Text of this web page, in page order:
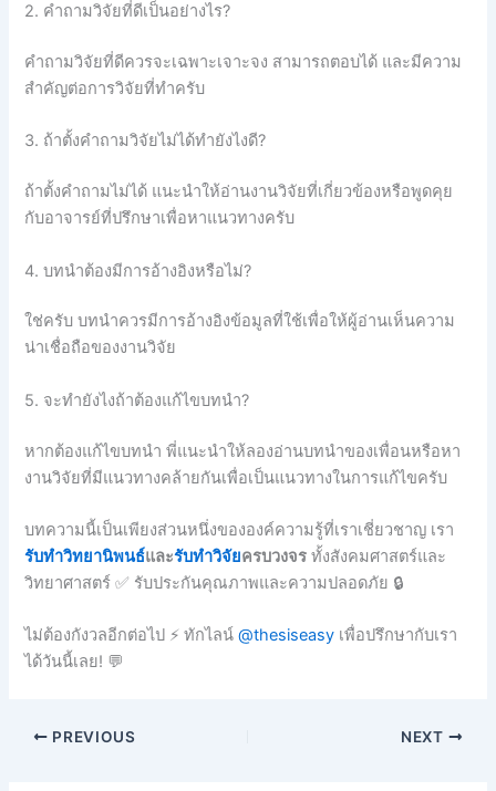
2. คำถามวิจัยที่ดีเป็นอย่างไร?
คำถามวิจัยที่ดีควรจะเฉพาะเจาะจง สามารถตอบได้ และมีความ
สำคัญต่อการวิจัยที่ทำครับ
3. ถ้าตั้งคำถามวิจัยไม่ได้ทำยังไงดี?
ถ้าตั้งคำถามไม่ได้ แนะนำให้อ่านงานวิจัยที่เกี่ยวข้องหรือพูดคุย
กับอาจารย์ที่ปรึกษาเพื่อหาแนวทางครับ
4. บทนำต้องมีการอ้างอิงหรือไม่?
ใช่ครับ บทนำควรมีการอ้างอิงข้อมูลที่ใช้เพื่อให้ผู้อ่านเห็นความ
น่าเชื่อถือของงานวิจัย
5. จะทำยังไงถ้าต้องแก้ไขบทนำ?
หากต้องแก้ไขบทนำ พี่แนะนำให้ลองอ่านบทนำของเพื่อนหรือหา
งานวิจัยที่มีแนวทางคล้ายกันเพื่อเป็นแนวทางในการแก้ไขครับ
บทความนี้เป็นเพียงส่วนหนึ่งขององค์ความรู้ที่เราเชี่ยวชาญ เรา
รับทำวิทยานิพนธ์และรับทำวิจัยครบวงจร ทั้งสังคมศาสตร์และ
วิทยาศาสตร์ ✅ รับประกันคุณภาพและความปลอดภัย 🔒
ไม่ต้องกังวลอีกต่อไป ⚡ ทักไลน์@thesiseasy เพื่อปรึกษากับเรา
ได้วันนี้เลย! 💬
PREVIOUS NEXT